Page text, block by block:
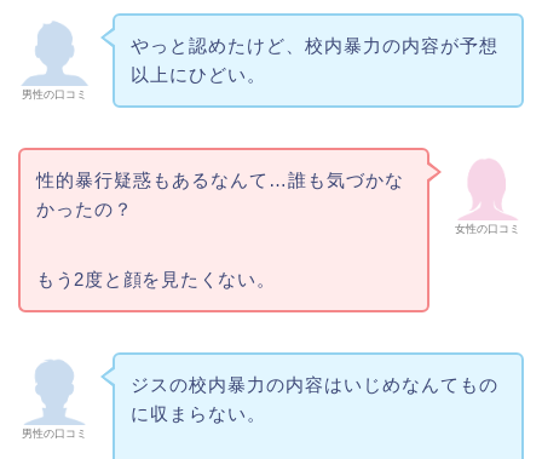
男性の口コミ
やっと認めたけど、校内暴力の内容が予想
以上にひどい。
女性の口コミ
性的暴行疑惑もあるなんて…誰も気づかな
かったの？
もう2度と顔を見たくない。
男性の口コミ
ジスの校内暴力の内容はいじめなんてもの
に収まらない。